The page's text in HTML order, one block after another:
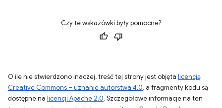
Czy te wskazówki były pomocne?
O ile nie stwierdzono inaczej, treść tej strony jest objęta licencją
Creative Commons – uznanie autorstwa 4.0, a fragmenty kodu są
dostępne na licencji Apache 2.0. Szczegółowe informacje na ten